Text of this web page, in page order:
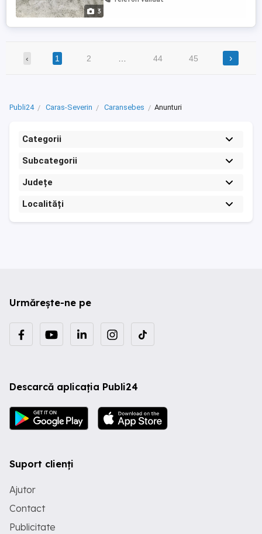
3
‹ 1 2 44 45 ›
Publi24 Caras-Severin Caransebes Anunturi
Categorii
Subcategorii
Județe
Localități
Urmărește-ne pe
Descarcă aplicația Publi24
Suport clienți
Ajutor
Contact
Publicitate